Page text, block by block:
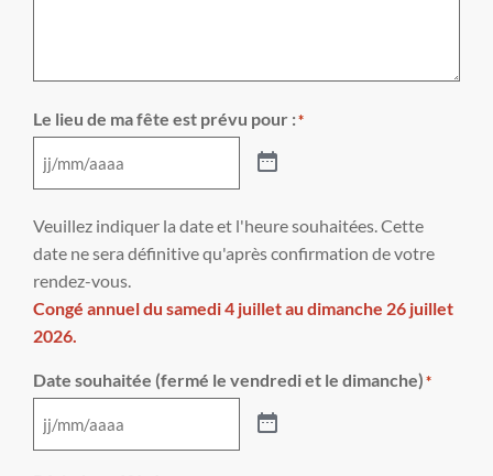
Le lieu de ma fête est prévu pour :*
Veuillez indiquer la date et l'heure souhaitées. Cette
date ne sera définitive qu'après confirmation de votre
rendez-vous.
Congé annuel du samedi 4 juillet au dimanche 26 juillet
2026.
Date souhaitée (fermé le vendredi et le dimanche)*